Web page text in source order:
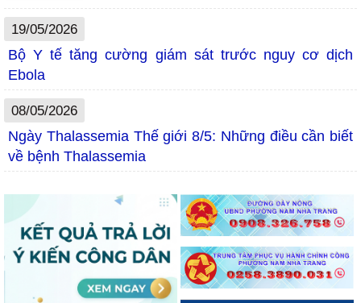
19/05/2026
Bộ Y tế tăng cường giám sát trước nguy cơ dịch
Ebola
08/05/2026
Ngày Thalassemia Thế giới 8/5: Những điều cần biết
về bệnh Thalassemia